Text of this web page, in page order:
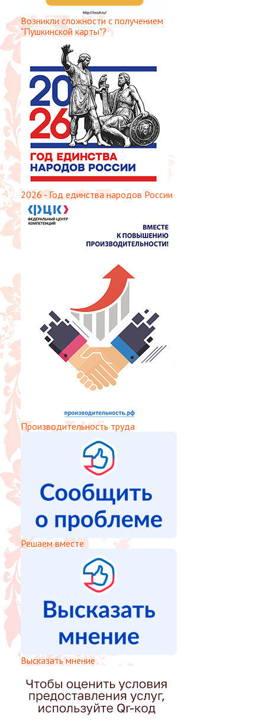
Возникли сложности с получением
"Пушкинской карты"?
2026 - Год единства народов России
Производительность труда
Решаем вместе
Высказать мнение